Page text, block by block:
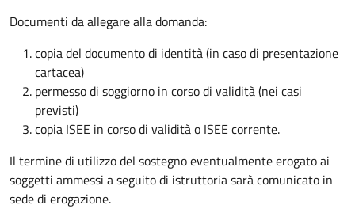
Documenti da allegare alla domanda:
copia del documento di identità (in caso di presentazione
cartacea)
permesso di soggiorno in corso di validità (nei casi
previsti)
copia ISEE in corso di validità o ISEE corrente.
Il termine di utilizzo del sostegno eventualmente erogato ai
soggetti ammessi a seguito di istruttoria sarà comunicato in
sede di erogazione.